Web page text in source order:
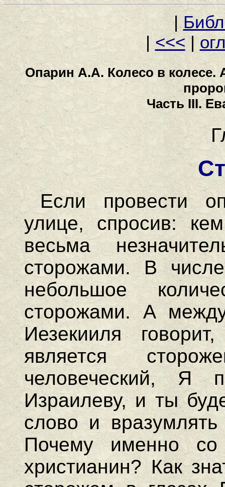
|
| <<< |
Опарин А.А. Колесо в колесе.
Часть III.
Если провести
улице, спросив:
весьма
сторожами. В
небольшое
сторожами. А
Иезекииля
является
человеческий, Я
Израилеву, и ты
слово и
Почему именно со
христианин? Как